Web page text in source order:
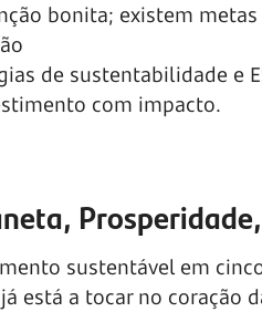
bonita; existem
de sustentabilidade e
com impacto.
sustentável em
está a tocar no coração